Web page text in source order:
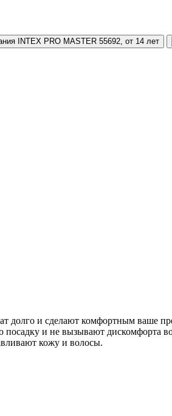
долго и сделают комфортным ваше
и не вызывают дискомфорта
кожу и волосы.